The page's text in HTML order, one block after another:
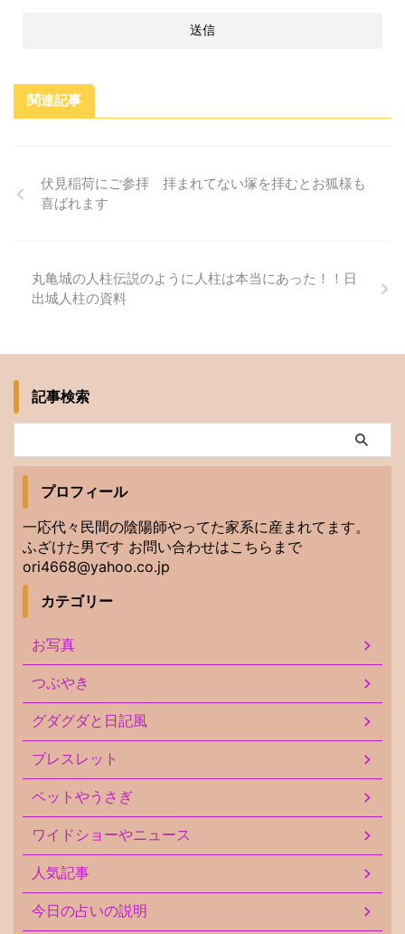
関連記事
伏見稲荷にご参拝 拝まれてない塚を拝むとお狐様も
喜ばれます
丸亀城の人柱伝説のように人柱は本当にあった！！日
出城人柱の資料
記事検索
プロフィール
一応代々民間の陰陽師やってた家系に産まれてます。
ふざけた男です お問い合わせはこちらまで
ori4668@yahoo.co.jp
カテゴリー
お写真
つぶやき
グダグダと日記風
ブレスレット
ペットやうさぎ
ワイドショーやニュース
人気記事
今日の占いの説明